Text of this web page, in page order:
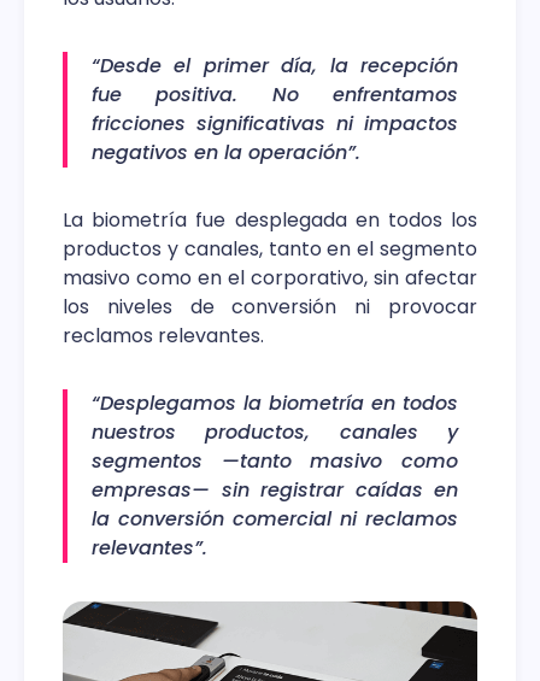
“Desde el primer día, la recepción
fue positiva. No enfrentamos
fricciones significativas ni impactos
negativos en la operación”.
La biometría fue desplegada en todos los
productos y canales, tanto en el segmento
masivo como en el corporativo, sin afectar
los niveles de conversión ni provocar
reclamos relevantes.
“Desplegamos la biometría en todos
nuestros productos, canales y
segmentos —tanto masivo como
empresas— sin registrar caídas en
la conversión comercial ni reclamos
relevantes”.